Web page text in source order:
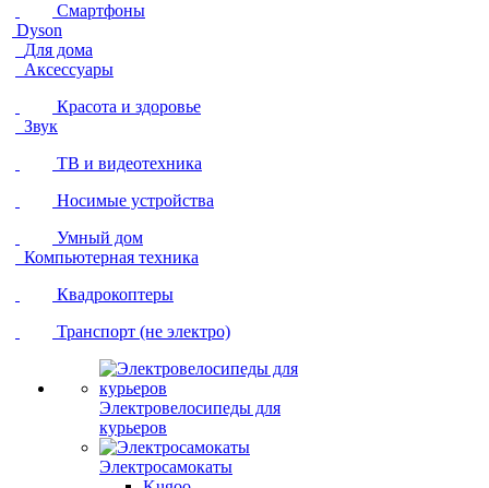
Смартфоны
Dyson
Для дома
Аксессуары
Красота и здоровье
Звук
ТВ и видеотехника
Носимые устройства
Умный дом
Компьютерная техника
Квадрокоптеры
Транспорт (не электро)
Электровелосипеды для
курьеров
Электросамокаты